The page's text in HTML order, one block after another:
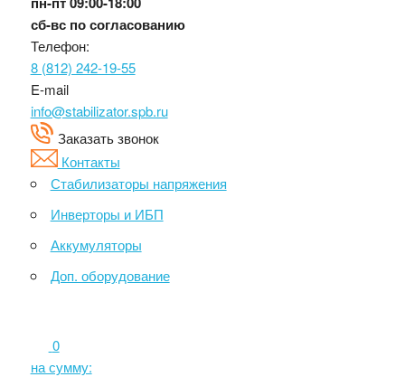
сб-вс по согласованию
Телефон:
8 (812) 242-19-55
E-mail
info@stabilizator.spb.ru
Заказать звонок
Контакты
Стабилизаторы напряжения
Инверторы и ИБП
Аккумуляторы
Доп. оборудование
0
на сумму: